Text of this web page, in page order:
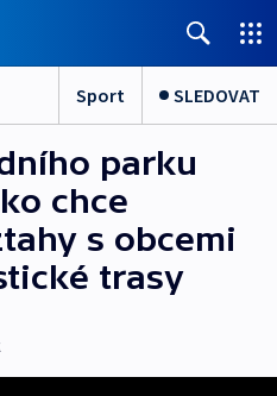
Sport SLEDOVAT
parku
chce
s obcemi
trasy